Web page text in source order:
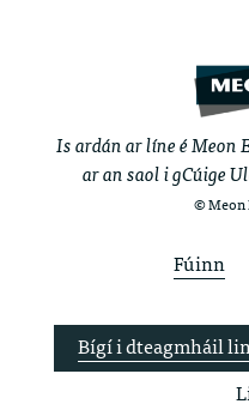
Is ardán ar líne é Meon
ar an saol i gCúige
© Meon
Fúinn
Bígí i dteagmháil